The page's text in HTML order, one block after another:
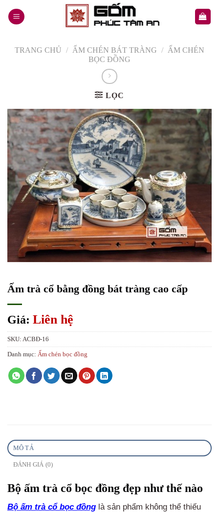
TRANG CHỦ / ẤM CHÉN BÁT TRÀNG /
ẤM CHÉN
BỌC ĐỒNG
LỌC
Ấm trà cổ bằng đồng bát tràng cao cấp
Giá: Liên hệ
SKU: ACBĐ-16
Danh mục: Ấm chén bọc đồng
MÔ TẢ
ĐÁNH GIÁ (0)
Bộ ấm trà cổ bọc đồng đẹp như thế nào
Bộ ấm trà cổ bọc đồng là sản phẩm không thể thiếu